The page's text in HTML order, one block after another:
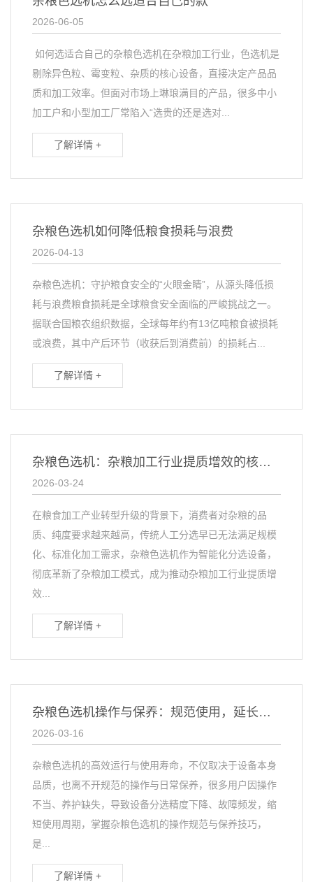
2026-06-05
如何选适合自己的杂粮色选机在杂粮加工行业，色选机是
剔除异色粒、霉变粒、杂质的核心设备，直接决定产品品
质和加工效率。但面对市场上琳琅满目的产品，很多中小
加工户和小型加工厂常陷入“选贵的还是选对...
了解详情 +
杂粮色选机如何降低粮食损耗与浪费
2026-04-13
杂粮色选机：守护粮食安全的“火眼金睛”，从源头降低损
耗与浪费粮食损耗是全球粮食安全面临的严峻挑战之一。
据联合国粮农组织数据，全球每年约有13亿吨粮食被损耗
或浪费，其中产后环节（收获后到消费前）的损耗占...
了解详情 +
杂粮色选机：杂粮加工行业提质增效的核心设备
2026-03-24
在粮食加工产业转型升级的背景下，消费者对杂粮的品
质、纯度要求越来越高，传统人工分选早已无法满足规模
化、标准化加工需求，杂粮色选机作为智能化分选设备，
彻底革新了杂粮加工模式，成为推动杂粮加工行业提质增
效...
了解详情 +
杂粮色选机操作与保养：规范使用，延长设备使用寿命
2026-03-16
杂粮色选机的高效运行与使用寿命，不仅取决于设备本身
品质，也离不开规范的操作与日常保养，很多用户因操作
不当、养护缺失，导致设备分选精度下降、故障频发，缩
短使用周期，掌握杂粮色选机的操作规范与保养技巧，
是...
了解详情 +